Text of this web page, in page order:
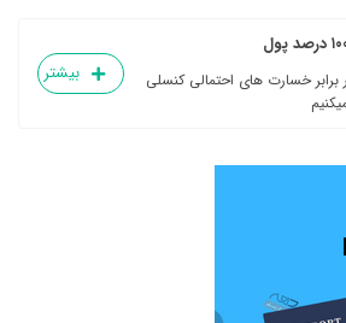
برابر خسارت های احتمالی کنسلی
بیشتر